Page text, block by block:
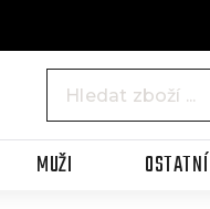
MUŽI OSTATNÍ